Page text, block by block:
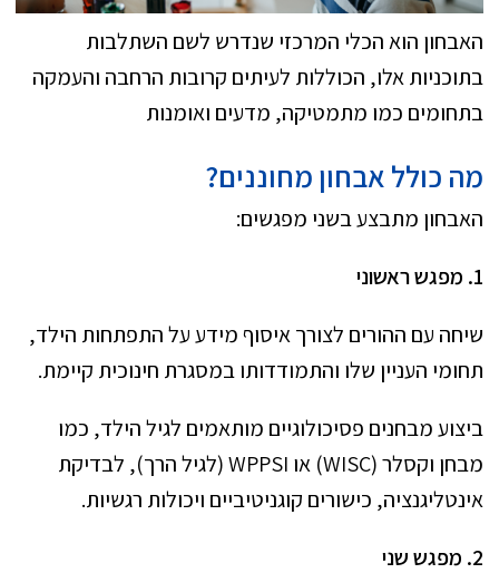
האבחון הוא הכלי המרכזי שנדרש לשם השתלבות
בתוכניות אלו, הכוללות לעיתים קרובות הרחבה והעמקה
בתחומים כמו מתמטיקה, מדעים ואומנות
מה כולל אבחון מחוננים?
האבחון מתבצע בשני מפגשים:
1. מפגש ראשוני
שיחה עם ההורים לצורך איסוף מידע על התפתחות הילד,
תחומי העניין שלו והתמודדותו במסגרת חינוכית קיימת.
ביצוע מבחנים פסיכולוגיים מותאמים לגיל הילד, כמו
מבחן וקסלר (WISC) או WPPSI (לגיל הרך), לבדיקת
אינטליגנציה, כישורים קוגניטיביים ויכולות רגשיות.
2. מפגש שני